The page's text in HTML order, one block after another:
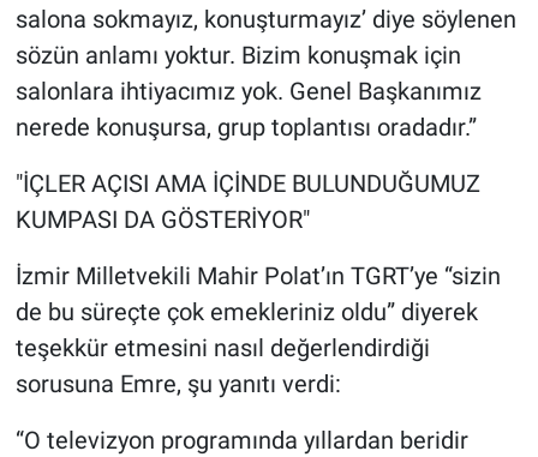
salona sokmayız, konuşturmayız’ diye söylenen
sözün anlamı yoktur. Bizim konuşmak için
salonlara ihtiyacımız yok. Genel Başkanımız
nerede konuşursa, grup toplantısı oradadır.”
"İÇLER AÇISI AMA İÇİNDE BULUNDUĞUMUZ
KUMPASI DA GÖSTERİYOR"
İzmir Milletvekili Mahir Polat’ın TGRT’ye “sizin
de bu süreçte çok emekleriniz oldu” diyerek
teşekkür etmesini nasıl değerlendirdiği
sorusuna Emre, şu yanıtı verdi:
“O televizyon programında yıllardan beridir